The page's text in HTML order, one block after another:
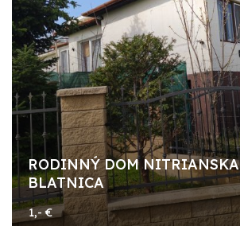
RODINNÝ DOM NITRIANSKA
BLATNICA
1,- €